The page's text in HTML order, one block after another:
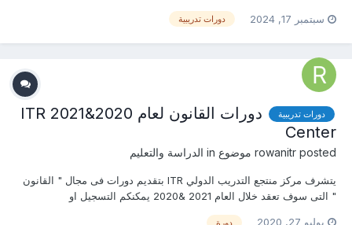
فأكثر للجهات الحكومية والشركات الخاصة .
سبتمبر 17, 2024 دورات تدريبية
دورات تدريبية
دورات القانون لعام 2020&2021 ITR
Center
rowanitr posted موضوع in الدراسة والتعليم
يتشرف مركز منتجع التدريب الدولي ITR بتقديم دورات فى مجال " القانون
" التى سوف تعقد خلال العام 2021 &2020 يمكنكم التسجيل او
يوليو 27, 2020 دورة